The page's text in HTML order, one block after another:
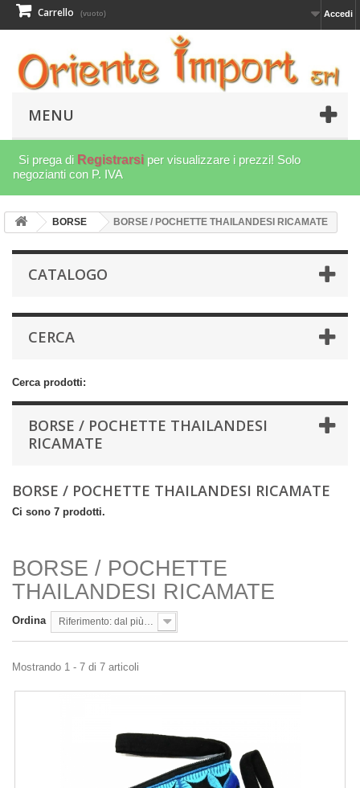
Accedi
Carrello (vuoto)
MENU
Si prega di Registrarsi per visualizzare i prezzi! Solo
negozianti con P. IVA
BORSE BORSE / POCHETTE THAILANDESI RICAMATE
CATALOGO
CERCA
Cerca prodotti:
BORSE / POCHETTE THAILANDESI
RICAMATE
BORSE / POCHETTE THAILANDESI RICAMATE
Ci sono 7 prodotti.
BORSE / POCHETTE
THAILANDESI RICAMATE
Ordina
Mostrando 1 - 7 di 7 articoli